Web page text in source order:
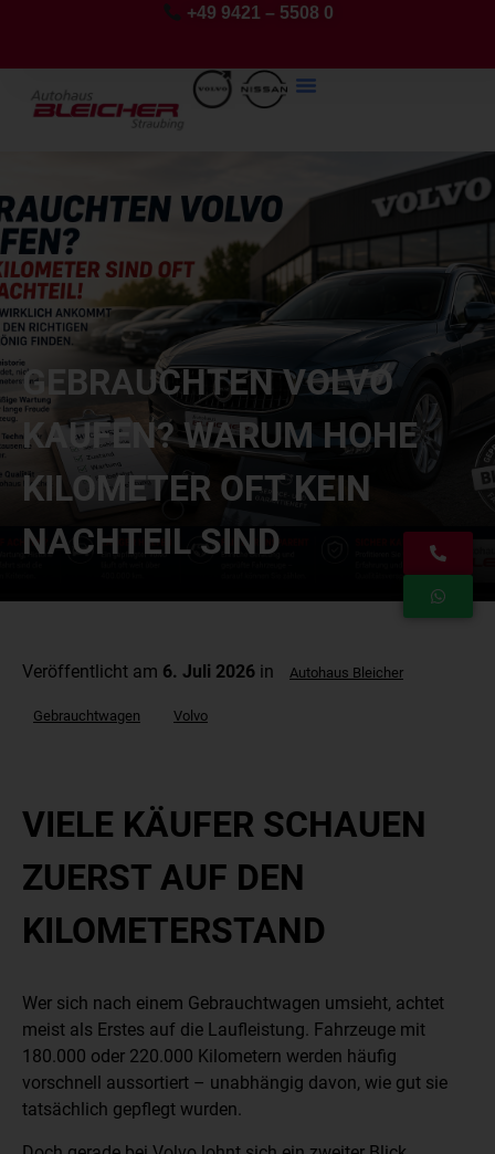
+49 9421 – 5508 0
GEBRAUCHTEN VOLVO
KAUFEN? WARUM HOHE
KILOMETER OFT KEIN
NACHTEIL SIND
Veröffentlicht am 6. Juli 2026 in Autohaus Bleicher
Gebrauchtwagen Volvo
VIELE KÄUFER SCHAUEN
ZUERST AUF DEN
KILOMETERSTAND
Wer sich nach einem Gebrauchtwagen umsieht, achtet
meist als Erstes auf die Laufleistung. Fahrzeuge mit
180.000 oder 220.000 Kilometern werden häufig
vorschnell aussortiert – unabhängig davon, wie gut sie
tatsächlich gepflegt wurden.